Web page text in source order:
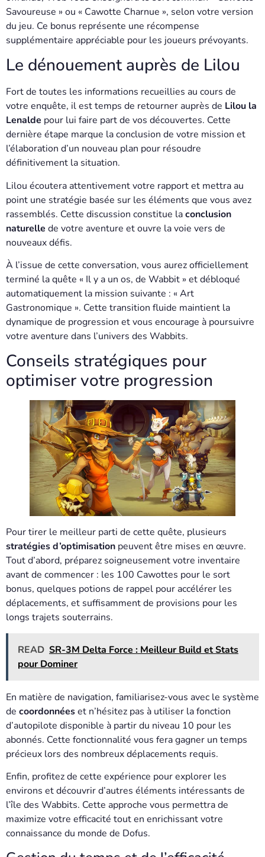
Savoureuse » ou « Cawotte Charnue », selon votre version
du jeu. Ce bonus représente une récompense
supplémentaire appréciable pour les joueurs prévoyants.
Le dénouement auprès de Lilou
Fort de toutes les informations recueillies au cours de
votre enquête, il est temps de retourner auprès de Lilou la
Lenalde pour lui faire part de vos découvertes. Cette
dernière étape marque la conclusion de votre mission et
l’élaboration d’un nouveau plan pour résoudre
définitivement la situation.
Lilou écoutera attentivement votre rapport et mettra au
point une stratégie basée sur les éléments que vous avez
rassemblés. Cette discussion constitue laconclusion
naturelle de votre aventure et ouvre la voie vers de
nouveaux défis.
À l’issue de cette conversation, vous aurez officiellement
terminé la quête « Il y a un os, de Wabbit » et débloqué
automatiquement la mission suivante : « Art
Gastronomique ». Cette transition fluide maintient la
dynamique de progression et vous encourage à poursuivre
votre aventure dans l’univers des Wabbits.
Conseils stratégiques pour
optimiser votre progression
Pour tirer le meilleur parti de cette quête, plusieurs
stratégies d’optimisation peuvent être mises en œuvre.
Tout d’abord, préparez soigneusement votre inventaire
avant de commencer : les 100 Cawottes pour le sort
bonus, quelques potions de rappel pour accélérer les
déplacements, et suffisamment de provisions pour les
longs trajets souterrains.
READ SR-3M Delta Force : Meilleur Build et Stats
pour Dominer
En matière de navigation, familiarisez-vous avec le système
de coordonnéeset n’hésitez pas à utiliser la fonction
d’autopilote disponible à partir du niveau 10 pour les
abonnés. Cette fonctionnalité vous fera gagner un temps
précieux lors des nombreux déplacements requis.
Enfin, profitez de cette expérience pour explorer les
environs et découvrir d’autres éléments intéressants de
l’île des Wabbits. Cette approche vous permettra de
maximize votre efficacité tout en enrichissant votre
connaissance du monde de Dofus.